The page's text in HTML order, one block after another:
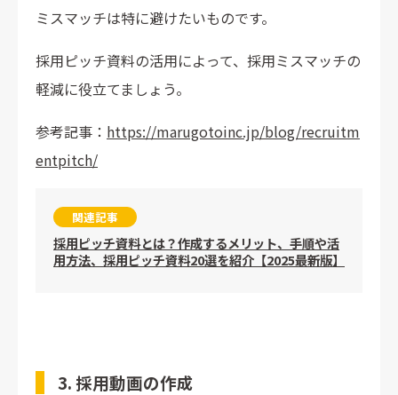
ミスマッチは特に避けたいものです。
採用ピッチ資料の活用によって、採用ミスマッチの
軽減に役立てましょう。
参考記事： https://marugotoinc.jp/blog/recruitm
entpitch/
関連記事
採用ピッチ資料とは？作成するメリット、手順や活
用方法、採用ピッチ資料20選を紹介【2025最新版】
3. 採用動画の作成